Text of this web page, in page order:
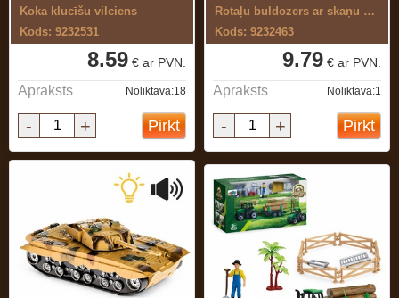
Koka klucīšu vilciens
Kods: 9232531
8.59 € ar PVN.
Apraksts Noliktavā:18
- + Pirkt
Rotaļu buldozers ar skaņu un gaismu
Kods: 9232463
9.79 € ar PVN.
Apraksts Noliktavā:1
- + Pirkt